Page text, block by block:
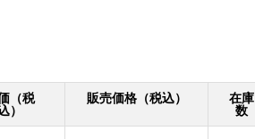
（税
）
販売価格（税込）
在庫
数